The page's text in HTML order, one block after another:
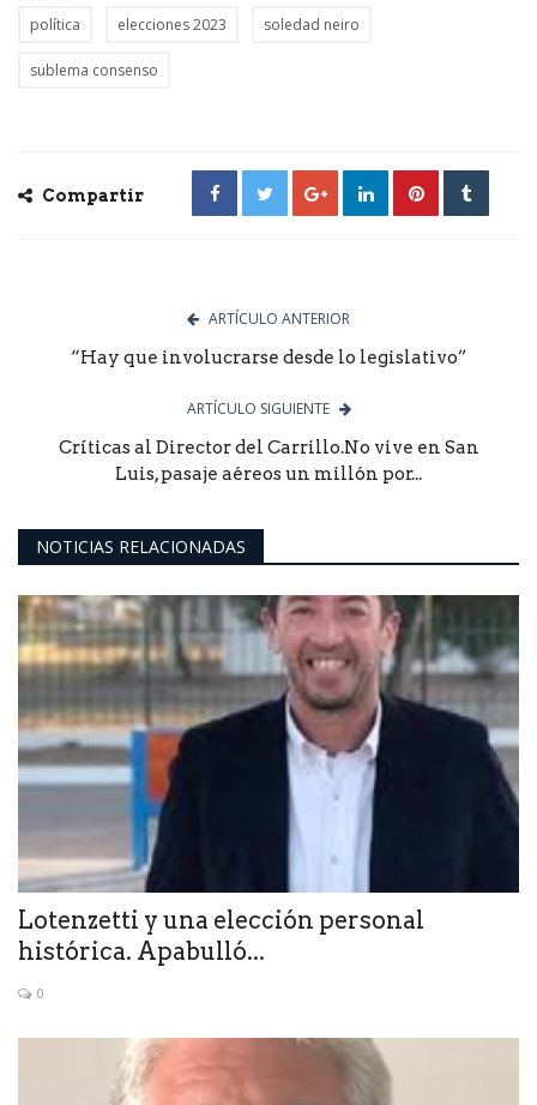
política elecciones 2023 soledad neiro
sublema consenso
Compartir
ARTÍCULO ANTERIOR
“Hay que involucrarse desde lo legislativo”
ARTÍCULO SIGUIENTE
Críticas al Director del Carrillo.No vive en San
Luis, pasaje aéreos un millón por...
NOTICIAS RELACIONADAS
Lotenzetti y una elección personal
histórica. Apabulló...
0